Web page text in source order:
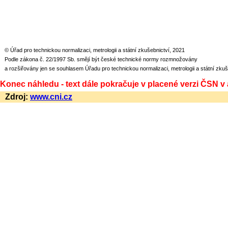
© Úřad pro technickou normalizaci, metrologii a státní zkušebnictví, 2021
Podle zákona č. 22/1997 Sb. smějí být české technické normy rozmnožovány
a rozšiřovány jen se souhlasem Úřadu pro technickou normalizaci, metrologii a státní
Konec náhledu - text dále pokračuje v placené verzi ČSN
Zdroj: www.cni.cz